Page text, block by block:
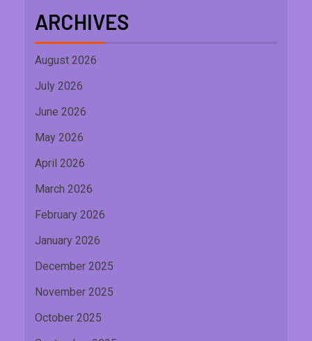
ARCHIVES
August 2026
July 2026
June 2026
May 2026
April 2026
March 2026
February 2026
January 2026
December 2025
November 2025
October 2025